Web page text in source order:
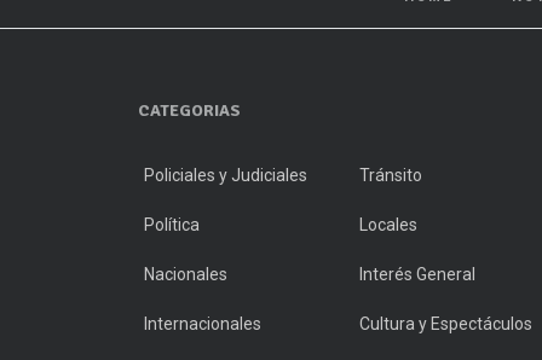
CATEGORIAS
Policiales y Judiciales Tránsito
Política Locales
Nacionales Interés General
Internacionales Cultura y Espectáculos